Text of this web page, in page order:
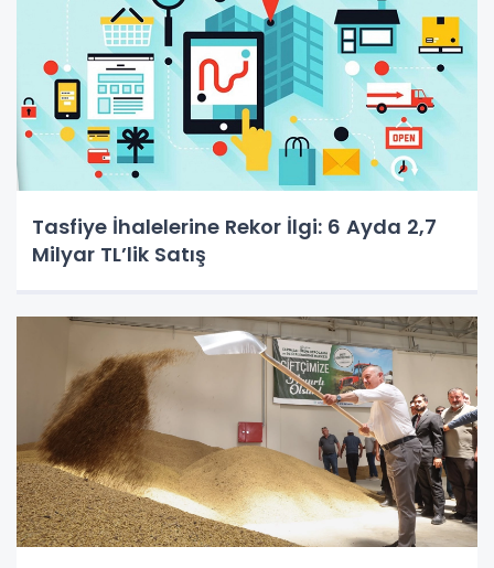
Tasfiye İhalelerine Rekor İlgi: 6 Ayda 2,7
Milyar TL’lik Satış